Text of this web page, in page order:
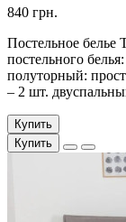
840 грн.
Постельное
постельного белья:
полуторный:
– 2 шт.
Купить
Купить